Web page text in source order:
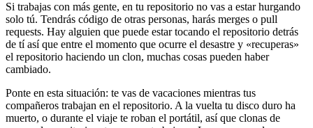
Si trabajas con más gente, en tu repositorio no vas a estar hurgando
solo tú. Tendrás código de otras personas, harás merges o pull
requests. Hay alguien que puede estar tocando el repositorio detrás
de tí así que entre el momento que ocurre el desastre y «recuperas»
el repositorio haciendo un clon, muchas cosas pueden haber
cambiado.
Ponte en esta situación: te vas de vacaciones mientras tus
compañeros trabajan en el repositorio. A la vuelta tu disco duro ha
muerto, o durante el viaje te roban el portátil, así que clonas de